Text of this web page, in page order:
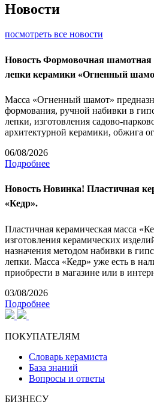
Новости
посмотреть все новости
Новость Формовочная шамотная
лепки керамики «Огненный
Масса «Огненный шамот»
формования, ручной набивки в
лепки, изготовления садово-
архитектурной керамики, обжига
06/08/2026
Подробнее
Новость Новинка! Пластичная
«Кедр».
Пластичная керамическая масса
изготовления керамических
назначения методом набивки в
лепки. Масса «Кедр» уже есть в
приобрести в магазине или в
03/08/2026
Подробнее
ПОКУПАТЕЛЯМ
Словарь керамиста
База знаний
Вопросы и ответы
БИЗНЕСУ